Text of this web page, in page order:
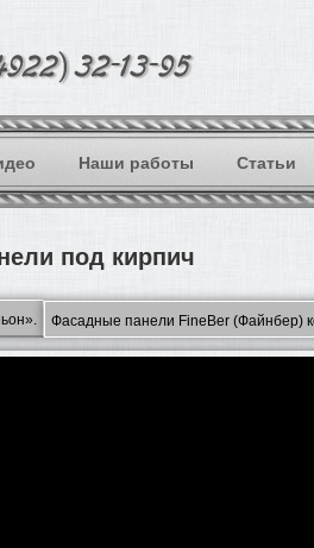
Наши работы Статьи
под кирпич